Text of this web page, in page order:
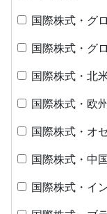
国際株式・グ
国際株式・グ
国際株式・北
国際株式・欧
国際株式・オ
国際株式・中
国際株式・イ